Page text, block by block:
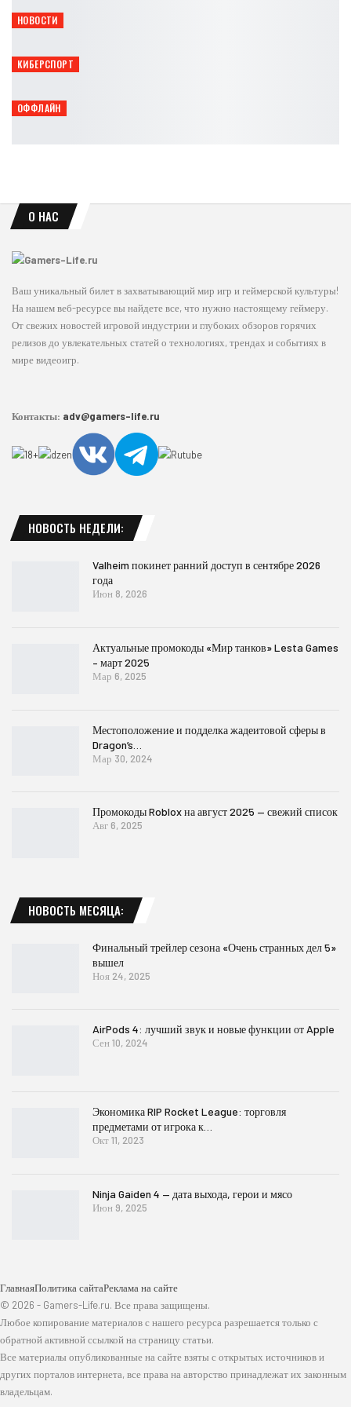
НОВОСТИ
Pokémon Pokopia близка к рекорду среди спин-оффов серии
КИБЕРСПОРТ
Point Blank League 2026 пройдёт в Москве 8 и 9 августа
ОФФЛАЙН
В GONZO Cybersport протестировали Beast of Reincarnation
О НАС
Ваш уникальный билет в захватывающий мир игр и геймерской культуры!
На нашем веб-ресурсе вы найдете все, что нужно настоящему геймеру.
От свежих новостей игровой индустрии и глубоких обзоров горячих
релизов до увлекательных статей о технологиях, трендах и событиях в
мире видеоигр.
Контакты: adv@gamers-life.ru
НОВОСТЬ НЕДЕЛИ:
Valheim покинет ранний доступ в сентябре 2026
года
Июн 8, 2026
Актуальные промокоды «Мир танков» Lesta Games
– март 2025
Мар 6, 2025
Местоположение и подделка жадеитовой сферы в
Dragon’s…
Мар 30, 2024
Промокоды Roblox на август 2025 — свежий список
Авг 6, 2025
НОВОСТЬ МЕСЯЦА:
Финальный трейлер сезона «Очень странных дел 5»
вышел
Ноя 24, 2025
AirPods 4: лучший звук и новые функции от Apple
Сен 10, 2024
Экономика RIP Rocket League: торговля
предметами от игрока к…
Окт 11, 2023
Ninja Gaiden 4 — дата выхода, герои и мясо
Июн 9, 2025
ГлавнаяПолитика сайтаРеклама на сайте
© 2026 - Gamers-Life.ru. Все права защищены.
Любое копирование материалов с нашего ресурса разрешается только с
обратной активной ссылкой на страницу статьи.
Все материалы опубликованные на сайте взяты с открытых источников и
других порталов интернета, все права на авторство принадлежат их законным
владельцам.